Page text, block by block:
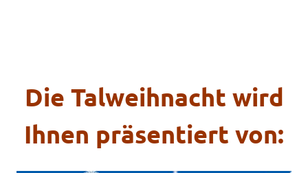
Die Talweihnacht wird
Ihnen präsentiert von: